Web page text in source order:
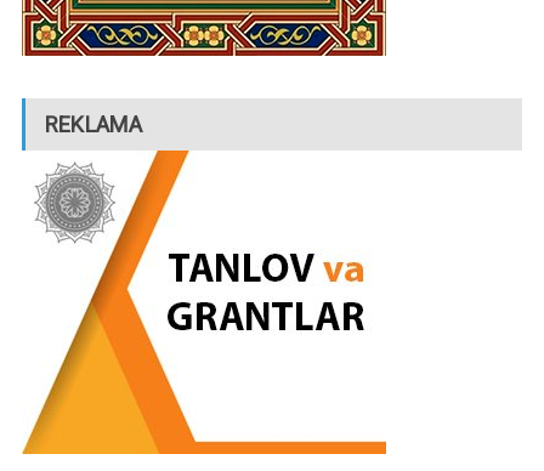
REKLAMA